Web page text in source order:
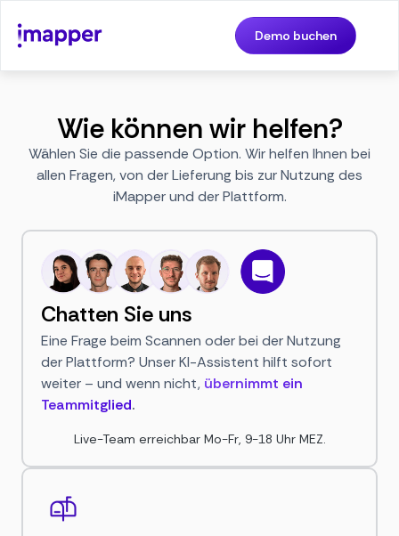
Demo buchen
Wie können wir helfen?
Wählen Sie die passende Option. Wir helfen Ihnen bei
allen Fragen, von der Lieferung bis zur Nutzung des
iMapper und der Plattform.
Chatten Sie uns
Eine Frage beim Scannen oder bei der Nutzung
der Plattform? Unser KI-Assistent hilft sofort
weiter – und wenn nicht, übernimmt ein
Teammitglied.
Live-Team erreichbar Mo-Fr, 9-18 Uhr MEZ.